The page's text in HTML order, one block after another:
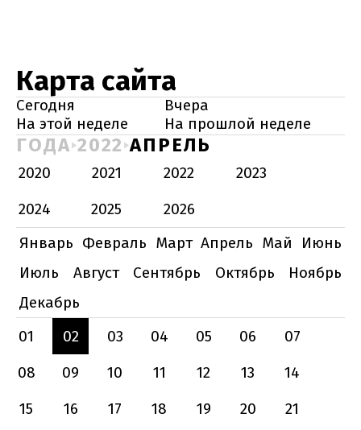
Карта сайта
Сегодня
Вчера
На этой неделе
На прошлой неделе
ГОДА 2022 АПРЕЛЬ
2020 2021 2022
2023
2024
2025
2026
Январь Февраль Март Апрель Май
Июнь
Июль
Август Сентябрь Октябрь
Ноябрь
Декабрь
01
02 03 04 05 06
07
08
09 10 11 12 13
14
15
16 17 18 19 20
21